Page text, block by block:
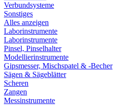
Verbundsysteme
Sonstiges
Alles anzeigen
Laborinstrumente
Laborinstrumente
Pinsel, Pinselhalter
Modellierinstrumente
Gipsmesser, Mischspatel & -Becher
Sägen & Sägeblätter
Scheren
Zangen
Messinstrumente